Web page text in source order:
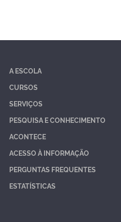
A ESCOLA
CURSOS
SERVIÇOS
PESQUISA E CONHECIMENTO
ACONTECE
ACESSO À INFORMAÇÃO
PERGUNTAS FREQUENTES
ESTATÍSTICAS